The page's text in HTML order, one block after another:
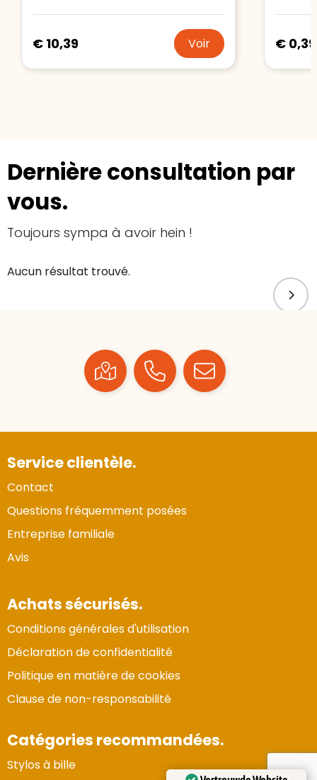
€ 10,39 Voir € 0,39
Dernière consultation par
vous.
Toujours sympa à avoir hein !
Aucun résultat trouvé.
Service clientèle.
Contact
Questions fréquemment posées
Entreprise familiale
Avis
Achats sécurisés.
Conditions générales d'utilisation
Déclaration de confidentialité
Politique en matière de cookies
Clause de non-responsabilité
Catégories recommandées.
Stylos à bille